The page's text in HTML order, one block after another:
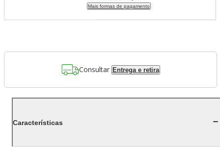
Mais formas de pagamento
Consultar Entrega e retira
Características